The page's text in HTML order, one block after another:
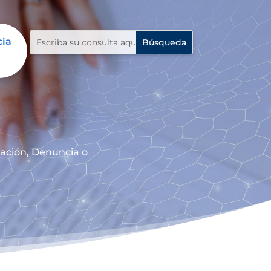
Denuncia o